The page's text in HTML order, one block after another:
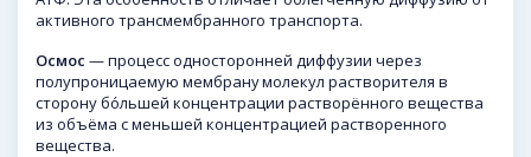
активного трансмембранного транспорта.
Осмос — процесс односторонней диффузии через
полупроницаемую мембрану молекул растворителя в
сторону бо́льшей концентрации растворённого вещества
из объёма с меньшей концентрацией растворенного
вещества.